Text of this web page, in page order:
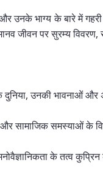
और उनके भाग्य के बारे में
जीवन पर सुरम्य
दुनिया, उनकी भावनाओं
सामाजिक समस्याओं के
के तत्व